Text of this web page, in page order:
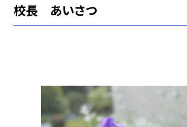
校長 あいさつ